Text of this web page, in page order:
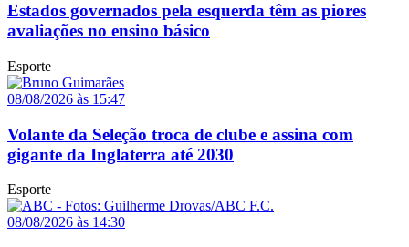
Estados governados pela esquerda têm as piores
avaliações no ensino básico
Esporte
08/08/2026 às 15:47
Volante da Seleção troca de clube e assina com
gigante da Inglaterra até 2030
Esporte
08/08/2026 às 14:30